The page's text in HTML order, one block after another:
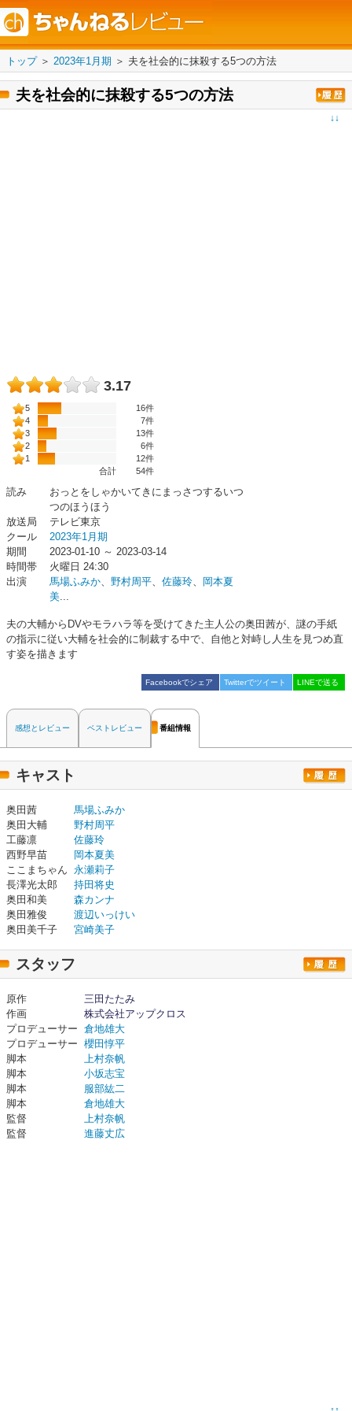
トップ＞ 2023年1月期 ＞ 夫を社会的に抹殺する5つの方法
夫を社会的に抹殺する5つの方法
↓↓
3.17
5
16件
4
7件
3
13件
2
6件
1
12件
合計
54件
読み
おっとをしゃかいてきにまっさつするいつ
つのほうほう
放送局
テレビ東京
クール
2023年1月期
期間
2023-01-10 ～ 2023-03-14
時間帯
火曜日 24:30
出演
馬場ふみか、 野村周平、 佐藤玲、
岡本夏
美...
夫の大輔からDVやモラハラ等を受けてきた主人公の奥田茜が、謎の手紙
の指示に従い大輔を社会的に制裁する中で、自他と対峙し人生を見つめ直
す姿を描きます
Facebookでシェア Twitterでツイート LINEで送る
感想とレビュー ベストレビュー 番組情報
キャスト
奥田茜
馬場ふみか
奥田大輔
野村周平
工藤凛
佐藤玲
西野早苗
岡本夏美
ここまちゃん 永瀬莉子
長澤光太郎
持田将史
奥田和美
森カンナ
奥田雅俊
渡辺いっけい
奥田美千子
宮崎美子
スタッフ
原作
三田たたみ
作画
株式会社アップクロス
プロデューサー 倉地雄大
プロデューサー 櫻田惇平
脚本
上村奈帆
脚本
小坂志宝
脚本
服部紘二
脚本
倉地雄大
監督
上村奈帆
監督
進藤丈広